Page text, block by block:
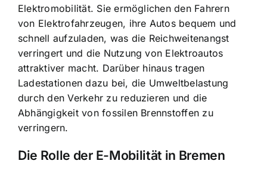
Elektromobilität. Sie ermöglichen den Fahrern
von Elektrofahrzeugen, ihre Autos bequem und
schnell aufzuladen, was die Reichweitenangst
verringert und die Nutzung von Elektroautos
attraktiver macht. Darüber hinaus tragen
Ladestationen dazu bei, die Umweltbelastung
durch den Verkehr zu reduzieren und die
Abhängigkeit von fossilen Brennstoffen zu
verringern.
Die Rolle der E-Mobilität in Bremen